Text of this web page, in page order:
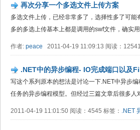
再次分享一个多选文件上传方案
多选文件上传，已经非常多了，选择性多了可
多的多选上传基本上都是调用的swf文件，确实
作者: peace 2011-04-19 11:09:13 阅读：12541
.NET中的异步编程- IO完成端口以及
写这个系列原本的想法是讨论一下.NET中异步
任务的异步编程模型。但经过三篇文章后很多人
2011-04-19 11:01:50 阅读：4545 标签： .NET